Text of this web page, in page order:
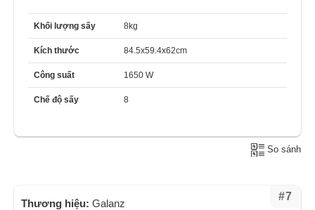
Khối lượng sấy 8kg
Kích thước 84.5x59.4x62cm
Công suất 1650 W
Chế độ sấy 8
So sánh
#7
Thương hiệu: Galanz